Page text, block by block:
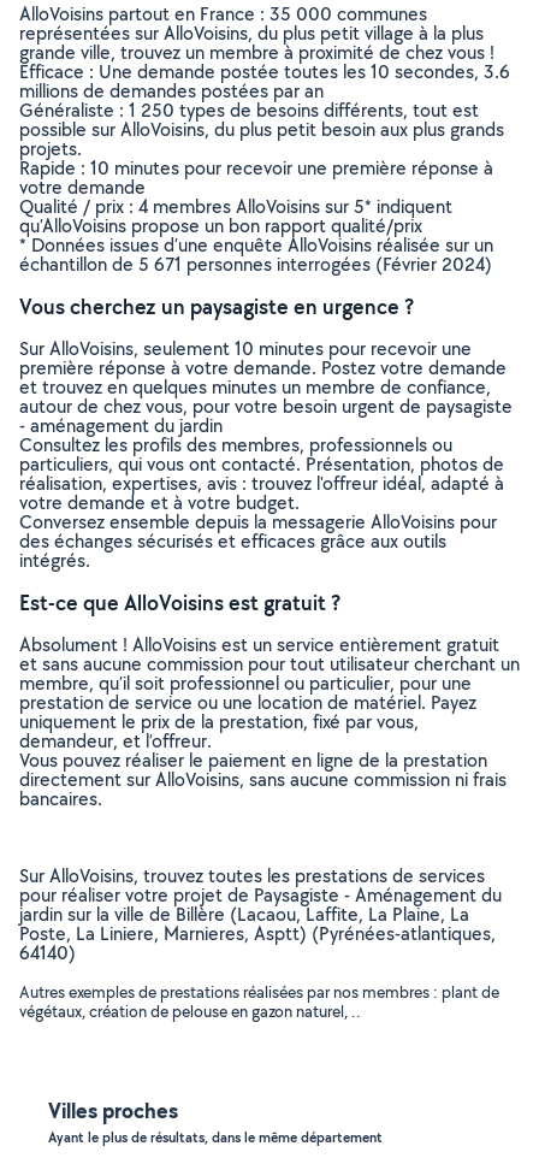
AlloVoisins partout en France : 35 000 communes
représentées sur AlloVoisins, du plus petit village à la plus
grande ville, trouvez un membre à proximité de chez vous !
Efficace : Une demande postée toutes les 10 secondes, 3.6
millions de demandes postées par an
Généraliste : 1 250 types de besoins différents, tout est
possible sur AlloVoisins, du plus petit besoin aux plus grands
projets.
Rapide : 10 minutes pour recevoir une première réponse à
votre demande
Qualité / prix : 4 membres AlloVoisins sur 5* indiquent
qu’AlloVoisins propose un bon rapport qualité/prix
* Données issues d’une enquête AlloVoisins réalisée sur un
échantillon de 5 671 personnes interrogées (Février 2024)
Vous cherchez un paysagiste en urgence ?
Sur AlloVoisins, seulement 10 minutes pour recevoir une
première réponse à votre demande. Postez votre demande
et trouvez en quelques minutes un membre de confiance,
autour de chez vous, pour votre besoin urgent de paysagiste
- aménagement du jardin
Consultez les profils des membres, professionnels ou
particuliers, qui vous ont contacté. Présentation, photos de
réalisation, expertises, avis : trouvez l'offreur idéal, adapté à
votre demande et à votre budget.
Conversez ensemble depuis la messagerie AlloVoisins pour
des échanges sécurisés et efficaces grâce aux outils
intégrés.
Est-ce que AlloVoisins est gratuit ?
Absolument ! AlloVoisins est un service entièrement gratuit
et sans aucune commission pour tout utilisateur cherchant un
membre, qu’il soit professionnel ou particulier, pour une
prestation de service ou une location de matériel. Payez
uniquement le prix de la prestation, fixé par vous,
demandeur, et l’offreur.
Vous pouvez réaliser le paiement en ligne de la prestation
directement sur AlloVoisins, sans aucune commission ni frais
bancaires.
Sur AlloVoisins, trouvez toutes les prestations de services
pour réaliser votre projet de Paysagiste - Aménagement du
jardin sur la ville de Billère (Lacaou, Laffite, La Plaine, La
Poste, La Liniere, Marnieres, Asptt) (Pyrénées-atlantiques,
64140)
Autres exemples de prestations réalisées par nos membres : plant de
végétaux, création de pelouse en gazon naturel, ..
Villes proches
Ayant le plus de résultats, dans le même département